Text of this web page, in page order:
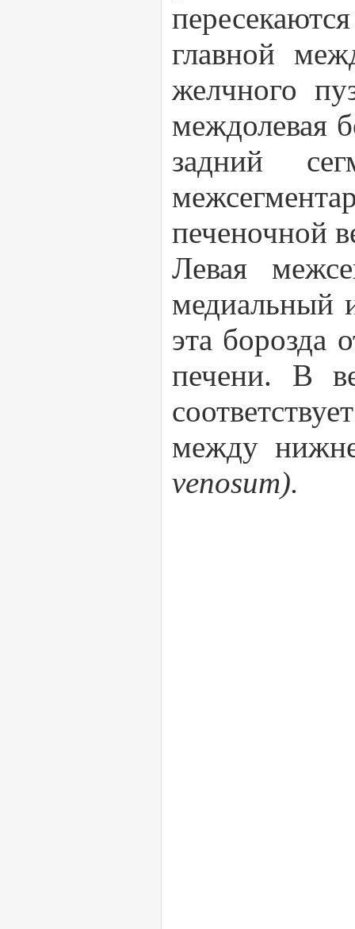
главной
желчного
междолевая
задний
печеночной
Левая
медиальный
эта борозда
печени. В
между
venosum).